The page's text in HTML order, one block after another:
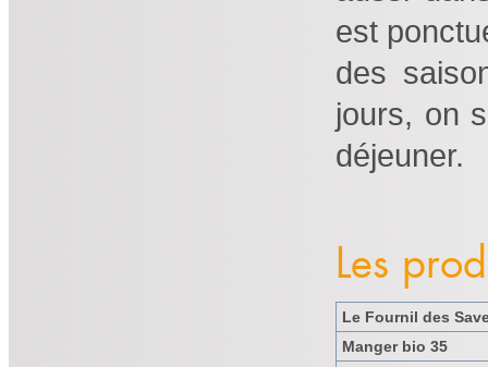
est
des
jours, on
déjeuner.
Les
Le Fournil des
Manger bio 35